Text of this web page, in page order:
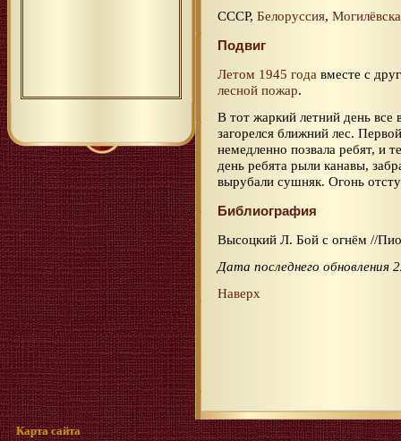
СССР, Белоруссия,
Подвиг
Летом 1945 года вместе с
лесной пожар.
В тот жаркий летний день все
загорелся ближний лес.
немедленно позвала ребят, и
день ребята рыли канавы,
вырубали сушняк. Огонь
Библиография
Высоцкий Л. Бой с огнём //
Дата последнего обновления
Наверх
Карта сайта